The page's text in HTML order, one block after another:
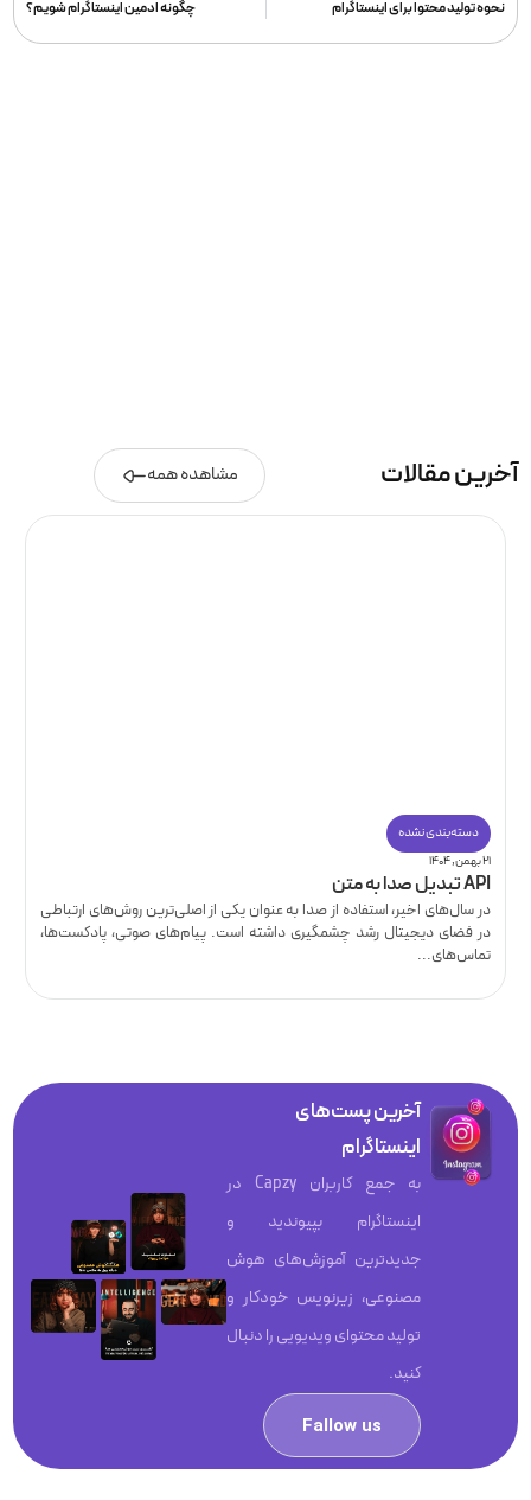
نحوه تولید محتوا برای اینستاگرام چگونه ادمین اینستاگرام شویم؟
آخرین مقالات مشاهده همه
دسته‌بندی نشده
۲۱ بهمن, ۱۴۰۴
API تبدیل صدا به متن
در سال‌های اخیر، استفاده از صدا به عنوان یکی از اصلی‌ترین روش‌های ارتباطی
در فضای دیجیتال رشد چشمگیری داشته است. پیام‌های صوتی، پادکست‌ها،
تماس‌های...
آخرین پست‌های
اینستاگرام
به جمع کاربران Capzy در
اینستاگرام بپیوندید و
جدیدترین آموزش‌های هوش
مصنوعی، زیرنویس خودکار و
تولید محتوای ویدیویی را دنبال
کنید.
Fallow us